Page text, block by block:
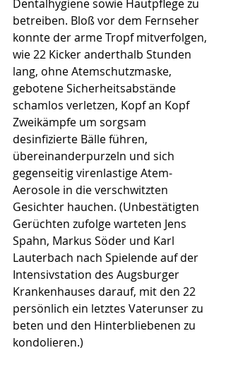
Dentalhygiene sowie Hautpflege zu
betreiben. Bloß vor dem Fernseher
konnte der arme Tropf mitverfolgen,
wie 22 Kicker anderthalb Stunden
lang, ohne Atemschutzmaske,
gebotene Sicherheitsabstände
schamlos verletzen, Kopf an Kopf
Zweikämpfe um sorgsam
desinfizierte Bälle führen,
übereinanderpurzeln und sich
gegenseitig virenlastige Atem-
Aerosole in die verschwitzten
Gesichter hauchen. (Unbestätigten
Gerüchten zufolge warteten Jens
Spahn, Markus Söder und Karl
Lauterbach nach Spielende auf der
Intensivstation des Augsburger
Krankenhauses darauf, mit den 22
persönlich ein letztes Vaterunser zu
beten und den Hinterbliebenen zu
kondolieren.)